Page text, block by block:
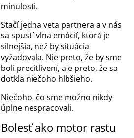
minulosti.
Stačí jedna veta partnera a v nás
sa spustí vlna emócií, ktorá je
silnejšia, než by situácia
vyžadovala. Nie preto, že by sme
boli precitlivení, ale preto, že sa
dotkla niečoho hlbšieho.
Niečoho, čo sme možno nikdy
úplne nespracovali.
Bolesť ako motor rastu